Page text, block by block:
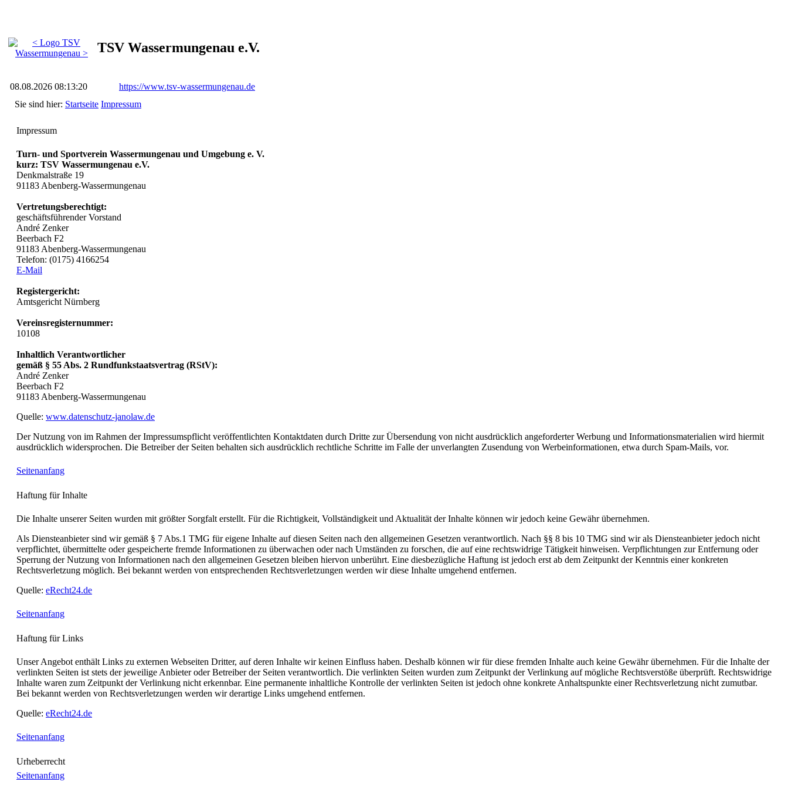
TSV Wassermungenau e.V.
08.08.2026 08:13:20
https://www.tsv-wassermungenau.de
Sie sind hier: Startseite Impressum
Impressum
Turn- und Sportverein Wassermungenau und Umgebung e. V.
kurz: TSV Wassermungenau e.V.
Denkmalstraße 19
91183 Abenberg-Wassermungenau
Vertretungsberechtigt:
geschäftsführender Vorstand
André Zenker
Beerbach F2
91183 Abenberg-Wassermungenau
Telefon: (0175) 4166254
E-Mail
Registergericht:
Amtsgericht Nürnberg
Vereinsregisternummer:
10108
Inhaltlich Verantwortlicher
gemäß § 55 Abs. 2 Rundfunkstaatsvertrag (RStV):
André Zenker
Beerbach F2
91183 Abenberg-Wassermungenau
Quelle: www.datenschutz-janolaw.de
Der Nutzung von im Rahmen der Impressumspflicht veröffentlichten Kontaktdaten durch Dritte zur Übersendung von nicht ausdrücklich angeforderter Werbung und Informationsmaterialien wird hiermit
ausdrücklich widersprochen. Die Betreiber der Seiten behalten sich ausdrücklich rechtliche Schritte im Falle der unverlangten Zusendung von Werbeinformationen, etwa durch Spam-Mails, vor.
Seitenanfang
Haftung für Inhalte
Die Inhalte unserer Seiten wurden mit größter Sorgfalt erstellt. Für die Richtigkeit, Vollständigkeit und Aktualität der Inhalte können wir jedoch keine Gewähr übernehmen.
Als Diensteanbieter sind wir gemäß § 7 Abs.1 TMG für eigene Inhalte auf diesen Seiten nach den allgemeinen Gesetzen verantwortlich. Nach §§ 8 bis 10 TMG sind wir als Diensteanbieter jedoch nicht
verpflichtet, übermittelte oder gespeicherte fremde Informationen zu überwachen oder nach Umständen zu forschen, die auf eine rechtswidrige Tätigkeit hinweisen. Verpflichtungen zur Entfernung oder
Sperrung der Nutzung von Informationen nach den allgemeinen Gesetzen bleiben hiervon unberührt. Eine diesbezügliche Haftung ist jedoch erst ab dem Zeitpunkt der Kenntnis einer konkreten
Rechtsverletzung möglich. Bei bekannt werden von entsprechenden Rechtsverletzungen werden wir diese Inhalte umgehend entfernen.
Quelle: eRecht24.de
Seitenanfang
Haftung für Links
Unser Angebot enthält Links zu externen Webseiten Dritter, auf deren Inhalte wir keinen Einfluss haben. Deshalb können wir für diese fremden Inhalte auch keine Gewähr übernehmen. Für die Inhalte der
verlinkten Seiten ist stets der jeweilige Anbieter oder Betreiber der Seiten verantwortlich. Die verlinkten Seiten wurden zum Zeitpunkt der Verlinkung auf mögliche Rechtsverstöße überprüft. Rechtswidrige
Inhalte waren zum Zeitpunkt der Verlinkung nicht erkennbar. Eine permanente inhaltliche Kontrolle der verlinkten Seiten ist jedoch ohne konkrete Anhaltspunkte einer Rechtsverletzung nicht zumutbar.
Bei bekannt werden von Rechtsverletzungen werden wir derartige Links umgehend entfernen.
Quelle: eRecht24.de
Seitenanfang
Urheberrecht
Seitenanfang